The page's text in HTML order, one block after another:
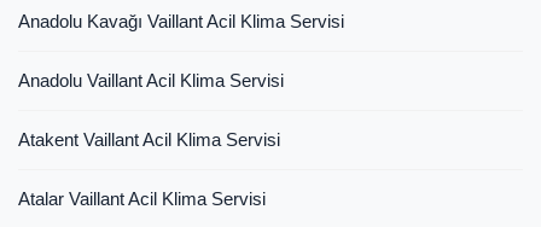
Anadolu Kavağı Vaillant Acil Klima Servisi
Anadolu Vaillant Acil Klima Servisi
Atakent Vaillant Acil Klima Servisi
Atalar Vaillant Acil Klima Servisi